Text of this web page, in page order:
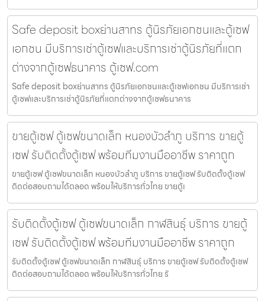
Safe deposit boxย่านสาทร ตู้นิรภัยเอกชนและตู้เซฟ
เอกชน มีบริการเช่าตู้เซฟและบริการเช่าตู้นิรภัยที่แตก
ต่างจากตู้เซฟธนาคาร ตู้เซฟ.com
Safe deposit boxย่านสาทร ตู้นิรภัยเอกชนและตู้เซฟเอกชน มีบริการเช่า
ตู้เซฟและบริการเช่าตู้นิรภัยที่แตกต่างจากตู้เซฟธนาคาร
ขายตู้เซฟ ตู้เซฟขนาดเล็ก หนองบัวลำภู บริการ ขายตู้
เซฟ รับติดตั้งตู้เซฟ พร้อมทีมงานมืออาชีพ ราคาถูก
ขายตู้เซฟ ตู้เซฟขนาดเล็ก หนองบัวลำภู บริการ ขายตู้เซฟ รับติดตั้งตู้เซฟ
ติดต่อสอบถามได้ตลอด พร้อมให้บริการทั่วไทย ขายตู้เ
รับติดตั้งตู้เซฟ ตู้เซฟขนาดเล็ก กาฬสินธุ์ บริการ ขายตู้
เซฟ รับติดตั้งตู้เซฟ พร้อมทีมงานมืออาชีพ ราคาถูก
รับติดตั้งตู้เซฟ ตู้เซฟขนาดเล็ก กาฬสินธุ์ บริการ ขายตู้เซฟ รับติดตั้งตู้เซฟ
ติดต่อสอบถามได้ตลอด พร้อมให้บริการทั่วไทย รั